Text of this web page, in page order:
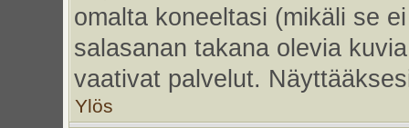
omalta koneeltasi (mikäli se
salasanan takana olevia
vaativat palvelut.
Ylös